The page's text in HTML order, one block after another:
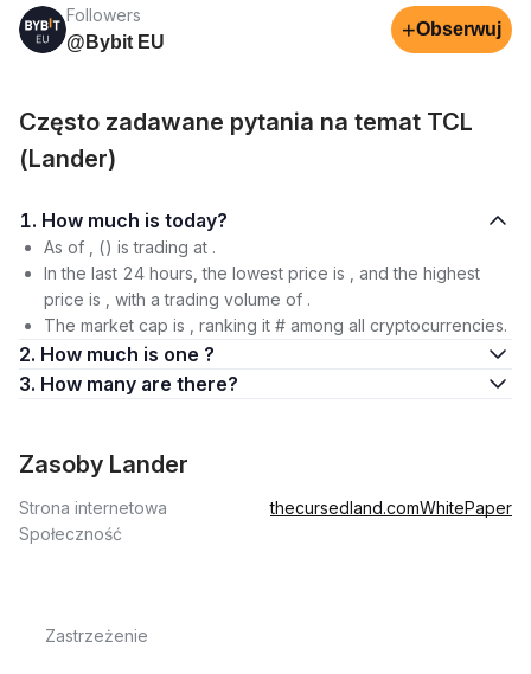
Followers
@Bybit EU
+Obserwuj
Często zadawane pytania na temat TCL
(Lander)
1. How much is today?
As of , () is trading at .
In the last 24 hours, the lowest price is , and the highest
price is , with a trading volume of .
The market cap is , ranking it # among all cryptocurrencies.
2. How much is one ?
3. How many are there?
Zasoby Lander
Strona internetowa thecursedland.comWhitePaper
Społeczność
Zastrzeżenie